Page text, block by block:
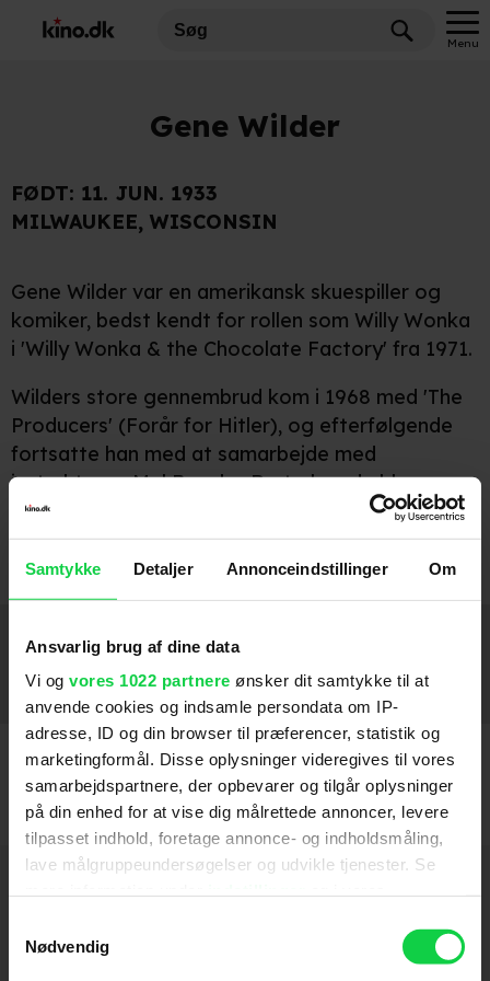
Samtykke Detaljer Annonceindstillinger Om
Ansvarlig brug af dine data
Vi og vores 1022 partnere ønsker dit samtykke til at
anvende cookies og indsamle persondata om IP-
adresse, ID og din browser til præferencer, statistik og
marketingformål. Disse oplysninger videregives til vores
samarbejdspartnere, der opbevarer og tilgår oplysninger
på din enhed for at vise dig målrettede annoncer, levere
tilpasset indhold, foretage annonce- og indholdsmåling,
lave målgruppeundersøgelser og udvikle tjenester. Se
tilbage eller ændre indstillinger fra vores
"Cookiedeklaration", eller ved at trykke på "Privacy
Nødvendig
Menu
Gene Wilder
FØDT: 11. JUN. 1933
MILWAUKEE, WISCONSIN
Gene Wilder var en amerikansk skuespiller og
komiker, bedst kendt for rollen som Willy Wonka
i 'Willy Wonka & the Chocolate Factory' fra 1971.
Wilders store gennembrud kom i 1968 med 'The
Producers' (Forår for Hitler), og efterfølgende
fortsatte han med at samarbejde med
instruktørenMel Brooks. De to lavede bl.a.
Blazing Saddles
Frankenstein Juniorsammen.
Wilder døde i 2016, i en alder af 83.
Medvirker
Blazing Saddles (1974) 1969
Hold dig opdateret
Send